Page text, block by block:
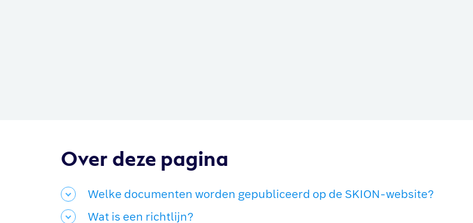
Over deze pagina
Welke documenten worden gepubliceerd op de SKION-website?
Wat is een richtlijn?